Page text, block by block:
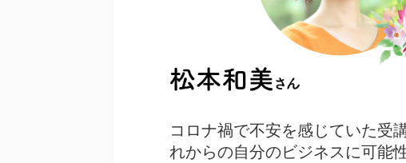
コロナ禍で不安を感じていた受
れからの自分のビジネスに可能